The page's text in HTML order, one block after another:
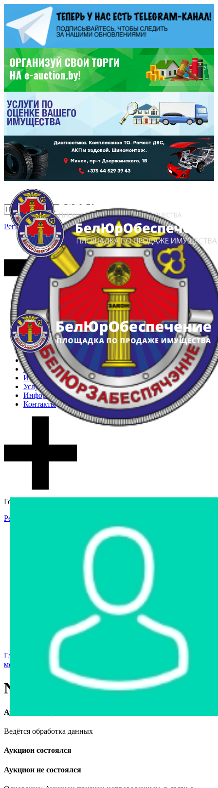
Регистрация Вход
Главная
Арестованное имущество
Реестр несостоявшихся торгов
Реестр переоценок
Частное имущество
Государственное имущество
Интернет-магазин
Интернет-витрина
Услуги
Информация
Контакты
Гостевой доступ
Регистрация
Интернет-магазин
Интернет-витрина
Арестованное имущество
Реестр несостоявшихся торгов
Реестр переоценок
Государственное имущество
Главная страница
мобильности
› Navigator EX50QT-16, 2006
Navigator EX50QT-16, 2006
Аукцион завершён
Ведётся обработка данных
Аукцион состоялся
Аукцион не состоялся